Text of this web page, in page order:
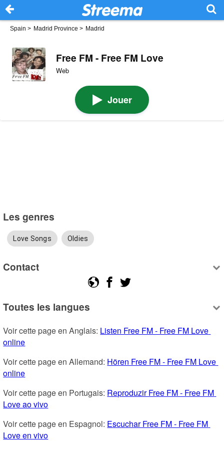
Spain > Madrid Province > Madrid
Free FM - Free FM Love
Web
Jouer
Les genres
Love Songs Oldies
Contact
Toutes les langues
Voir cette page en Anglais: Listen Free FM - Free FM Love
online
Voir cette page en Allemand: Hören Free FM - Free FM Love
online
Voir cette page en Portugais: Reproduzir Free FM - Free FM
Love ao vivo
Voir cette page en Espagnol: Escuchar Free FM - Free FM
Love en vivo